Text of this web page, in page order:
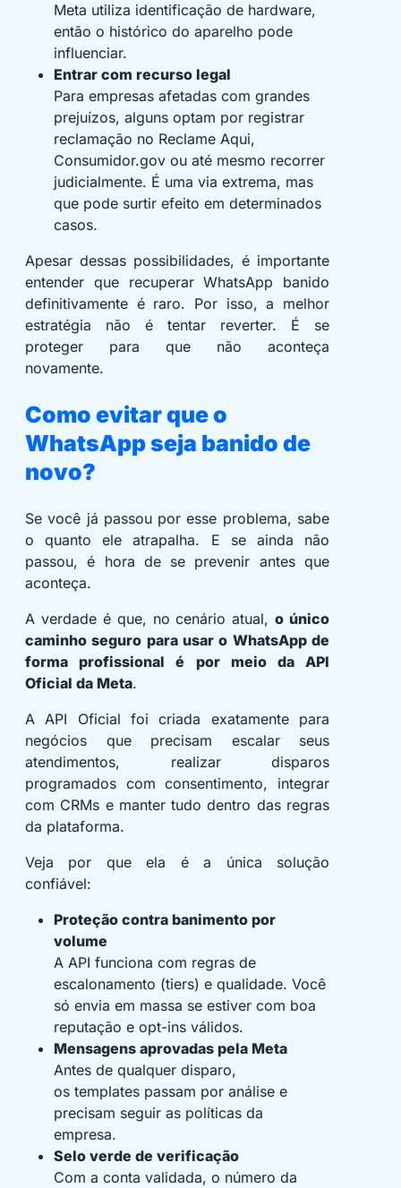
Meta utiliza identificação de hardware,
então o histórico do aparelho pode
influenciar.
Entrar com recurso legal
Para empresas afetadas com grandes
prejuízos, alguns optam por registrar
reclamação no Reclame Aqui,
Consumidor.gov ou até mesmo recorrer
judicialmente. É uma via extrema, mas
que pode surtir efeito em determinados
casos.
Apesar dessas possibilidades, é importante
entender que recuperar WhatsApp banido
definitivamente é raro. Por isso, a melhor
estratégia não é tentar reverter. É se
proteger para que não aconteça
novamente.
Como evitar que o
WhatsApp seja banido de
novo?
Se você já passou por esse problema, sabe
o quanto ele atrapalha. E se ainda não
passou, é hora de se prevenir antes que
aconteça.
A verdade é que, no cenário atual,o único
caminho seguro para usar o WhatsApp de
forma profissional é por meio da API
Oficial da Meta.
A API Oficial foi criada exatamente para
negócios que precisam escalar seus
atendimentos, realizar disparos
programados com consentimento, integrar
com CRMs e manter tudo dentro das regras
da plataforma.
Veja por que ela é a única solução
confiável:
Proteção contra banimento por
volume
A API funciona com regras de
escalonamento (tiers) e qualidade. Você
só envia em massa se estiver com boa
reputação e opt-ins válidos.
Mensagens aprovadas pela Meta
Antes de qualquer disparo,
os templates passam por análise e
precisam seguir as políticas da
empresa.
Selo verde de verificação
Com a conta validada, o número da